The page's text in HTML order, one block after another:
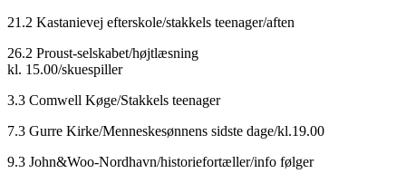
21.2 Kastanievej efterskole/stakkels teenager/aften
26.2 Proust-selskabet/højtlæsning
kl. 15.00/skuespiller
3.3 Comwell Køge/Stakkels teenager
7.3 Gurre Kirke/Menneskesønnens sidste dage/kl.19.00
9.3 John&Woo-Nordhavn/historiefortæller/info følger